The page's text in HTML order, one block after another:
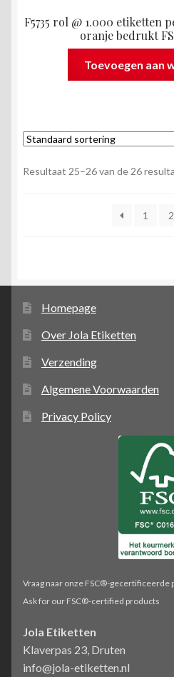
F5735 rol @ 1.000 etiketten
oranje bedrukt
Toevoegen aan
Resultaat 25–26 van de 26
1 2
Homepage
Over Jola Etiketten
Verzending
Algemene Voorwaarden
Privacy Policy
Vraag naar onze FSC®-gecertificeerde
Ask for our FSC®-certified products
Jola Etiketten
Klaverpas 23, Druten
info@jola-etiketten.nl